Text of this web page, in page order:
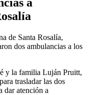
de Santa Rosalía,
dos ambulancias a los
y la familia Luján Pruitt,
trasladar las dos
dar atención a